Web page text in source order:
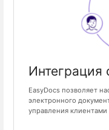
Интеграция
EasyDocs позволяет
электронного
управления клиентами